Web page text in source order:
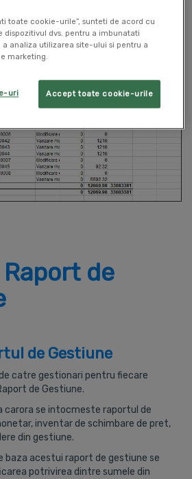
de
de Gestiune
catre gestionari pentru fiecare
de Gestiune.
carora se intocmeste raportul de
inventar de schimbare de pret,
din gestiune.
baza acestui raport de gestiune se
potrivirea dintre sumele din
toate cookie-urile”, sunteti de acord cu
dispozitivul dvs. pentru a imbunatati
a analiza utilizarea site-ului si pentru a
marketing.
Accept toate cookie-urile
uri